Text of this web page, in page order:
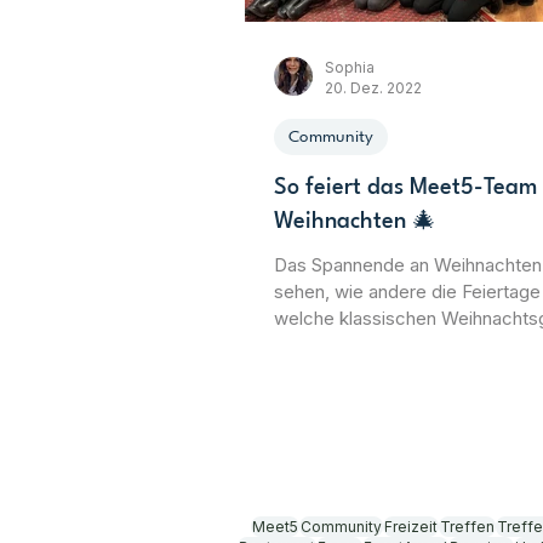
So feiert das Meet5-Team
Weihnachten 🎄
Das Spannende an Weihnachten
sehen, wie andere die Feiertage
welche klassischen
entspannte Zeit zu haben! Wir
Community
Sophia
20. Dez. 2022
Meet5 CommunityFreizeit Treffen